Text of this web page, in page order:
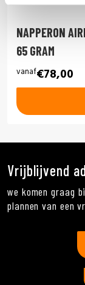
NAPPERON
65 GRAM
vanaf€78,00
Vrijblijvend
we komen graag
plannen van een